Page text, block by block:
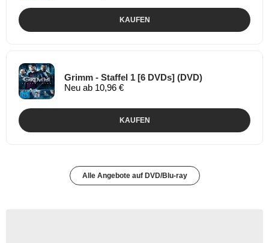
KAUFEN
Grimm - Staffel 1 [6 DVDs] (DVD)
Neu ab 10,96 €
KAUFEN
Alle Angebote auf DVD/Blu-ray